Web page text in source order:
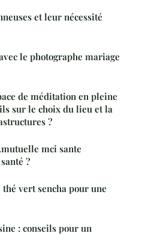
et leur nécessité
le photographe mariage
de méditation en pleine
sur le choix du lieu et la
?
mci sante
?
vert sencha pour une
: conseils pour un